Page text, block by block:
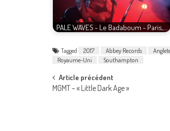
PALE WAVES - Le Badaboum - Paris,…
Tagged 2017 Abbey Records
Royaume-Uni
Southampton
Post
Article précédent
MGMT – « Little Dark Age »